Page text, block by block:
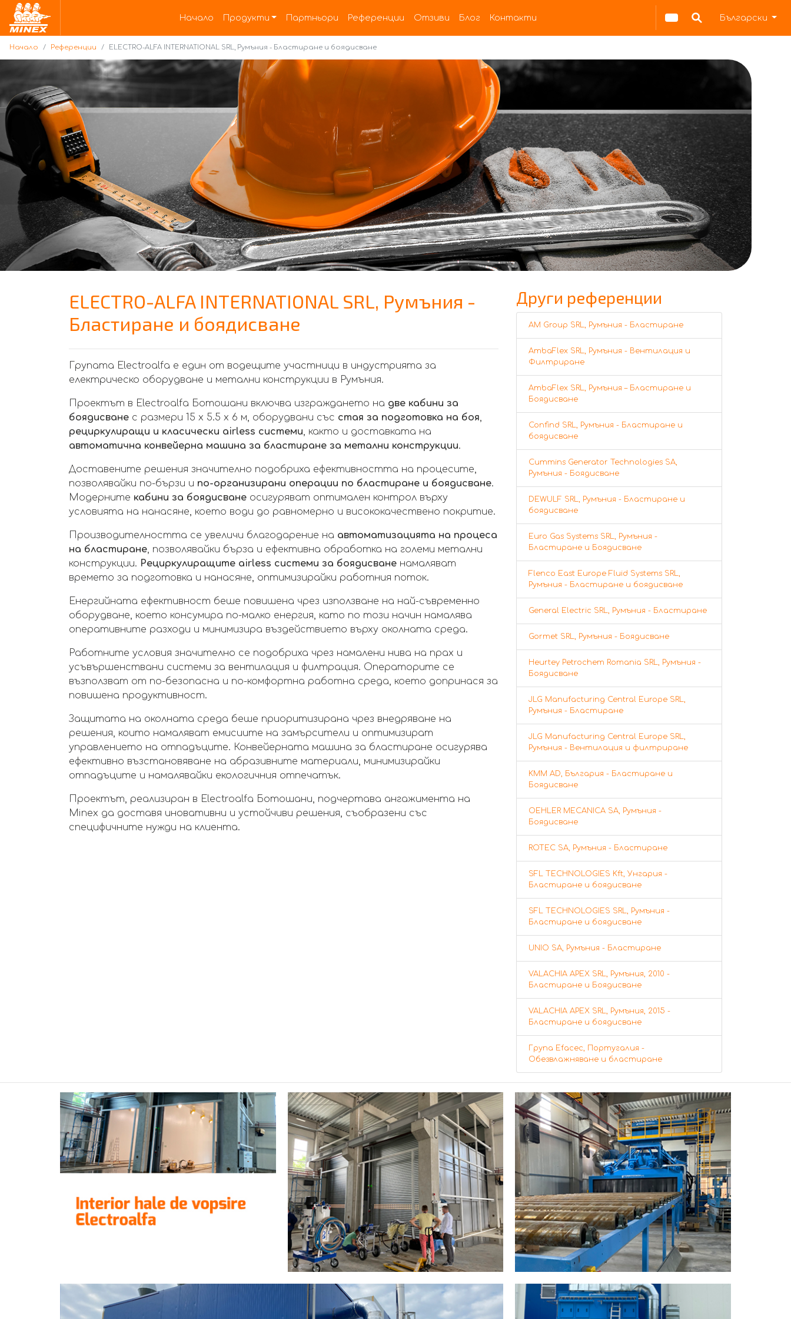
Начало Продукти Партньори Референции Отзиви Блог Контакти Български
Начало Референции ELECTRO-ALFA INTERNATIONAL SRL, Румъния - Бластиране и боядисване
ELECTRO-ALFA INTERNATIONAL SRL, Румъния -
Бластиране и боядисване
Групата Electroalfa е един от водещите участници в индустрията за
електрическо оборудване и метални конструкции в Румъния.
Проектът в Electroalfa Ботошани включва изграждането на две кабини за
боядисване с размери 15 x 5.5 x 6 м, оборудвани със стая за подготовка на боя,
рециркулиращи и класически airless системи, както и доставката на
автоматична конвейерна машина за бластиране за метални конструкции.
Доставените решения значително подобриха ефективността на процесите,
позволявайки по-бързи и по-организирани операции по бластиране и боядисване.
Модерните кабини за боядисване осигуряват оптимален контрол върху
условията на нанасяне, което води до равномерно и висококачествено покритие.
Производителността се увеличи благодарение на автоматизацията на процеса
на бластиране, позволявайки бърза и ефективна обработка на големи метални
конструкции. Рециркулиращите airless системи за боядисване намаляват
времето за подготовка и нанасяне, оптимизирайки работния поток.
Енергийната ефективност беше повишена чрез използване на най-съвременно
оборудване, което консумира по-малко енергия, като по този начин намалява
оперативните разходи и минимизира въздействието върху околната среда.
Работните условия значително се подобриха чрез намалени нива на прах и
усъвършенствани системи за вентилация и филтрация. Операторите се
възползват от по-безопасна и по-комфортна работна среда, което допринася за
повишена продуктивност.
Защитата на околната среда беше приоритизирана чрез внедряване на
решения, които намаляват емисиите на замърсители и оптимизират
управлението на отпадъците. Конвейерната машина за бластиране осигурява
ефективно възстановяване на абразивните материали, минимизирайки
отпадъците и намалявайки екологичния отпечатък.
Проектът, реализиран в Electroalfa Ботошани, подчертава ангажимента на
Minex да доставя иновативни и устойчиви решения, съобразени със
специфичните нужди на клиента.
Други референции
AM Group SRL, Румъния - Бластиране
AmbaFlex SRL, Румъния - Вентилация и
Филтриране
AmbaFlex SRL, Румъния – Бластиране и
Боядисване
Confind SRL, Румъния - Бластиране и
боядисване
Cummins Generator Technologies SA,
Румъния - Боядисване
DEWULF SRL, Румъния - Бластиране и
боядисване
Euro Gas Systems SRL, Румъния -
Бластиране и Боядисване
Flenco East Europe Fluid Systems SRL,
Румъния - Бластиране и боядисване
General Electric SRL, Румъния - Бластиране
Gormet SRL, Румъния - Боядисване
Heurtey Petrochem Romania SRL, Румъния -
Боядисване
JLG Manufacturing Central Europe SRL,
Румъния - Бластиране
JLG Manufacturing Central Europe SRL,
Румъния - Вентилация и филтриране
KMM AD, България - Бластиране и
Боядисване
OEHLER MECANICA SA, Румъния -
Боядисване
ROTEC SA, Румъния - Бластиране
SFL TECHNOLOGIES Kft, Унгария -
Бластиране и боядисване
SFL TECHNOLOGIES SRL, Румъния -
Бластиране и боядисване
UNIO SA, Румъния - Бластиране
VALACHIA APEX SRL, Румъния, 2010 -
Бластиране и Боядисване
VALACHIA APEX SRL, Румъния, 2015 -
Бластиране и боядисване
Група Efacec, Португалия -
Обезвлажняване и бластиране